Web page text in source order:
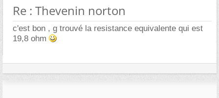
Re : Thevenin norton
c'est bon , g trouvé la resistance equivalente qui est
19,8 ohm